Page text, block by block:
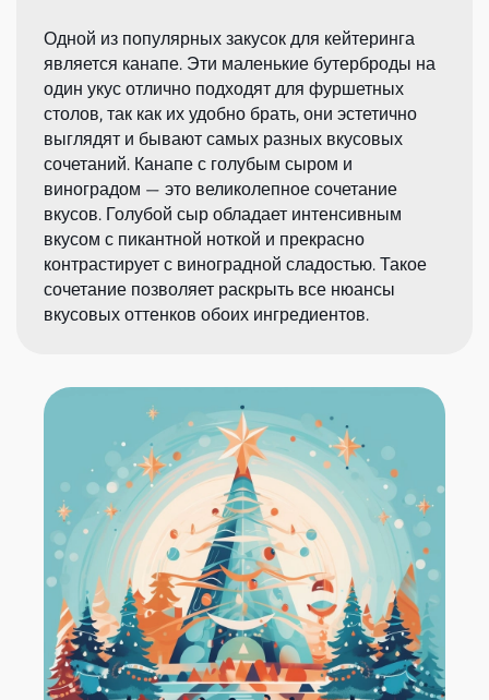
Одной из популярных закусок для кейтеринга
является канапе. Эти маленькие бутерброды на
один укус отлично подходят для фуршетных
столов, так как их удобно брать, они эстетично
выглядят и бывают самых разных вкусовых
сочетаний. Канапе с голубым сыром и
виноградом — это великолепное сочетание
вкусов. Голубой сыр обладает интенсивным
вкусом с пикантной ноткой и прекрасно
контрастирует с виноградной сладостью. Такое
сочетание позволяет раскрыть все нюансы
вкусовых оттенков обоих ингредиентов.